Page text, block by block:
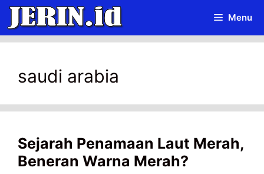
Langsung
isi
Menu
saudi arabia
Sejarah Penamaan Laut Merah,
Beneran Warna Merah?